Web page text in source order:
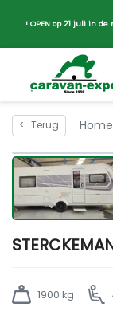
! OPEN op 21 juli in
< Terug Home
1900 kg